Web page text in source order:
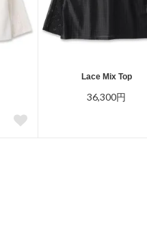
Lace Mix Top
36,300円